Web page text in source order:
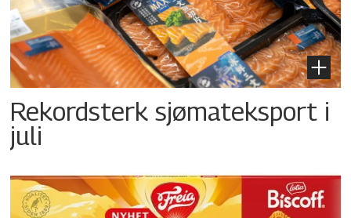
Rekordsterk sjømateksport i
juli